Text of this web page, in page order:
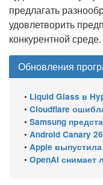
предлагать
удовлетворить
конкурентной среде.
Обновления
• Liquid Glass в HyperOS 4
• Cloudflare ошиблась с
• Samsung представила
• Android Canary 2608
• Apple выпустила обновления macOS Tahoe
• OpenAI снимает